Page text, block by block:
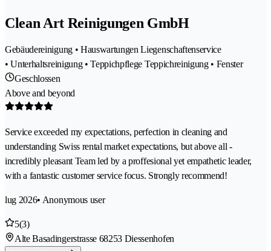
Clean Art Reinigungen GmbH
Gebäudereinigung • Hauswartungen Liegenschaftenservice
• Unterhaltsreinigung • Teppichpflege Teppichreinigung • Fenster
Geschlossen
Above and beyond
Service exceeded my expectations, perfection in cleaning and
understanding Swiss rental market expectations, but above all -
incredibly pleasant Team led by a proffesional yet empathetic leader,
with a fantastic customer service focus. Strongly recommend!
lug 2026• Anonymous user
5(3)
Alte Basadingerstrasse 68253 Diessenhofen